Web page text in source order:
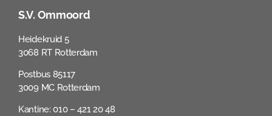
S.V. Ommoord
Heidekruid 5
3068 RT Rotterdam
Postbus 85117
3009 MC Rotterdam
Kantine: 010 – 421 20 48